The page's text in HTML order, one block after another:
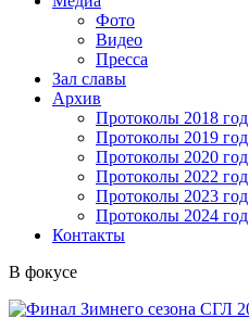
Фото
Видео
Пресса
Зал славы
Архив
Протоколы 2018 год
Протоколы 2019 год
Протоколы 2020 год
Протоколы 2022 год
Протоколы 2023 год
Протоколы 2024 год
Контакты
В фокусе